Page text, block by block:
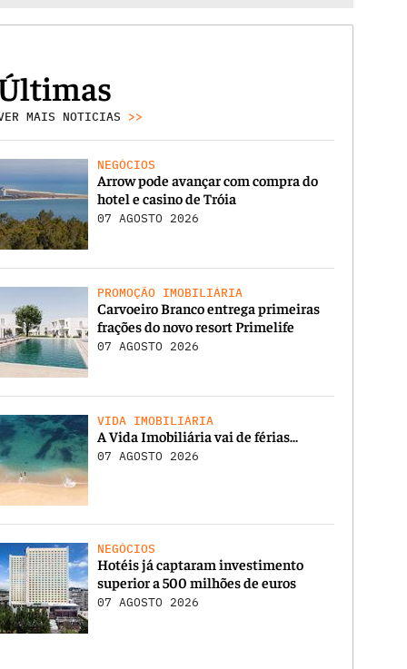
MAIS NOTICIAS >>
NEGÓCIOS
Arrow pode avançar com compra do
hotel e casino de Tróia
07 AGOSTO 2026
PROMOÇÃO IMOBILIÁRIA
Carvoeiro Branco entrega primeiras
frações do novo resort Primelife
07 AGOSTO 2026
VIDA IMOBILIÁRIA
A Vida Imobiliária vai de férias…
07 AGOSTO 2026
NEGÓCIOS
Hotéis já captaram investimento
superior a 500 milhões de euros
07 AGOSTO 2026